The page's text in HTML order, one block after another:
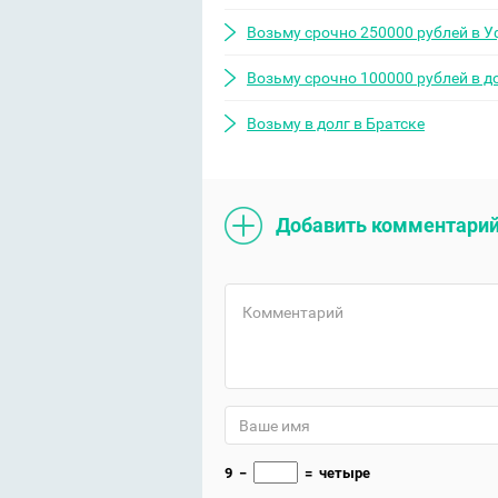
Возьму срочно 250000 рублей в
Возьму срочно 100000 рублей в
Возьму в долг в Братске
Добавить
9 − = четыре